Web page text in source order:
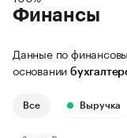
Финансы
Данные по
основании
Все Выручка